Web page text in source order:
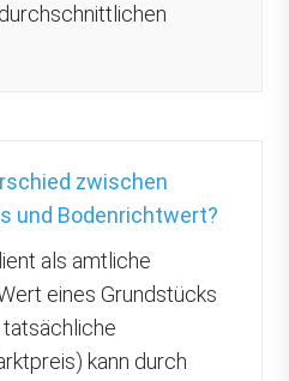
zwischen
und Bodenrichtwert?
als amtliche
eines Grundstücks
kann durch